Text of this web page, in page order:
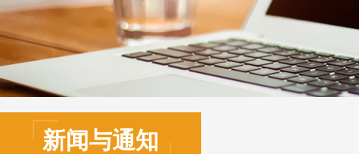
新闻与通知